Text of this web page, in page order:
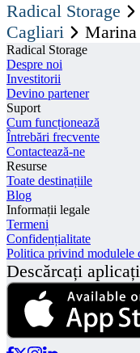
Radical Storage
Cagliari
Marina
Radical Storage
Despre noi
Investitorii
Devino partener
Suport
Cum funcționează
Întrebări frecvente
Contactează-ne
Resurse
Toate destinațiile
Blog
Informații legale
Termeni
Confidențialitate
Politica privind modulele
Descărcați